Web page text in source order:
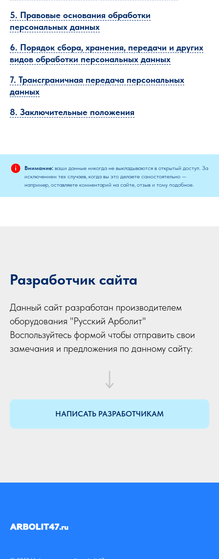
5. Правовые основания обработки
персональных данных
6. Порядок сбора, хранения, передачи и других
видов обработки персональных данных
7. Трансграничная передача персональных
данных
8. Заключительные положения
Внимание: ваши данные никогда не выкладываются в открытый доступ. За
исключением тех случаев, когда вы это делаете самостоятельно —
например, оставляете комментарий на сайте, отзыв и тому подобное.
Разработчик сайта
Данный сайт разработан производителем
оборудования "Русский Арболит"
Воспользуйтесь формой чтобы отправить свои
замечания и предложения по данному сайту:
НАПИСАТЬ РАЗРАБОТЧИКАМ